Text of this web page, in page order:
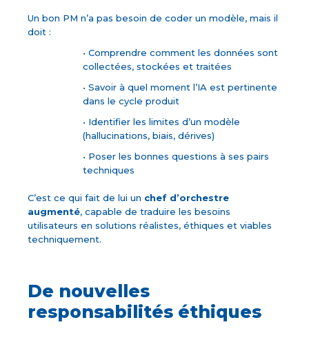
Un bon PM n’a pas besoin de coder un modèle, mais il
doit :
• Comprendre comment les données sont
collectées, stockées et traitées
• Savoir à quel moment l’IA est pertinente
dans le cycle produit
• Identifier les limites d’un modèle
(hallucinations, biais, dérives)
• Poser les bonnes questions à ses pairs
techniques
C’est ce qui fait de lui un chef d’orchestre
augmenté, capable de traduire les besoins
utilisateurs en solutions réalistes, éthiques et viables
techniquement.
De nouvelles
responsabilités éthiques